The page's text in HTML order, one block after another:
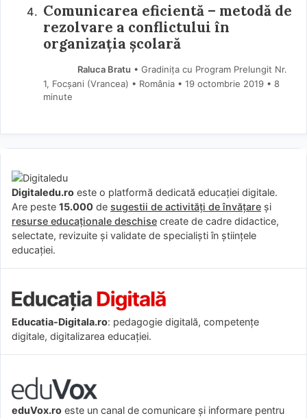
Comunicarea eficientă – metodă de
rezolvare a conflictului în
organizația școlară
Raluca Bratu • Gradinița cu Program Prelungit Nr.
1, Focșani (Vrancea) • România
19 octombrie 2019 • 8
minute
Digitaledu.ro este o platformă dedicată educației digitale.
Are peste 15.000 de sugestii de activități de învățare și
resurse educaționale deschise create de cadre didactice,
selectate, revizuite și validate de specialiști în științele
educației.
Educatia-Digitala.ro: pedagogie digitală, competențe
digitale, digitalizarea educației.
eduVox.ro este un canal de comunicare și informare pentru